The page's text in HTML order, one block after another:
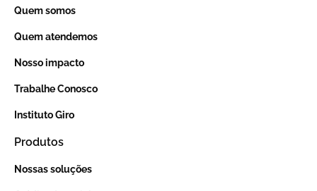
Quem somos
Quem atendemos
Nosso impacto
Trabalhe Conosco
Instituto Giro
Produtos
Nossas soluções